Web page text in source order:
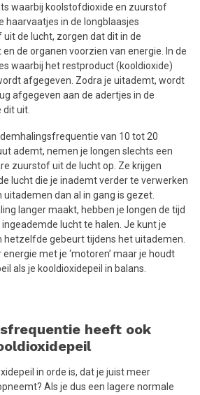
waarbij koolstofdioxide en zuurstof
haarvaatjes in de longblaasjes
de lucht, zorgen dat dit in de
de organen voorzien van energie. In de
waarbij het restproduct (kooldioxide)
afgegeven. Zodra je uitademt, wordt
afgegeven aan de adertjes in de
dit uit.
van 10 tot 20
ademt, nemen je longen slechts een
zuurstof uit de lucht op. Ze krijgen
lucht die je inademt verder te verwerken
dan al in gang is gezet.
langer maakt, hebben je longen de tijd
lucht te halen. Je kunt je
hetzelfde gebeurt tijdens het uitademen.
met je ‘motoren’ maar je houdt
als je kooldioxidepeil in balans.
heeft ook
in orde is, dat je juist meer
Als je dus een lagere normale